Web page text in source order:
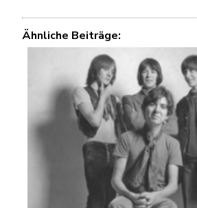
Ähnliche Beiträge: